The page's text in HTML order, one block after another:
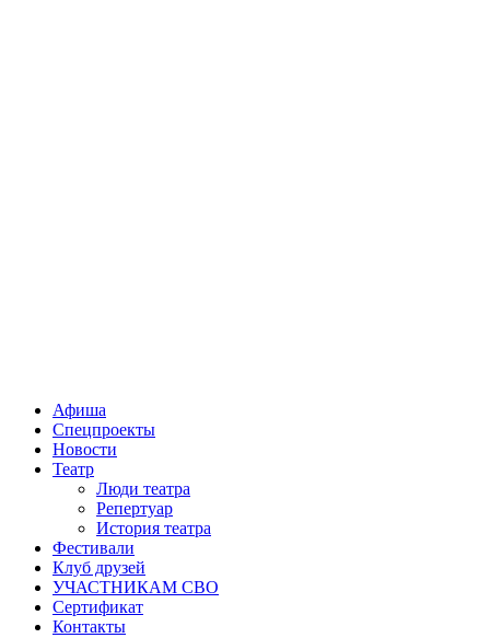
Афиша
Спецпроекты
Новости
Театр
Люди театра
Репертуар
История театра
Фестивали
Клуб друзей
УЧАСТНИКАМ СВО
Сертификат
Контакты